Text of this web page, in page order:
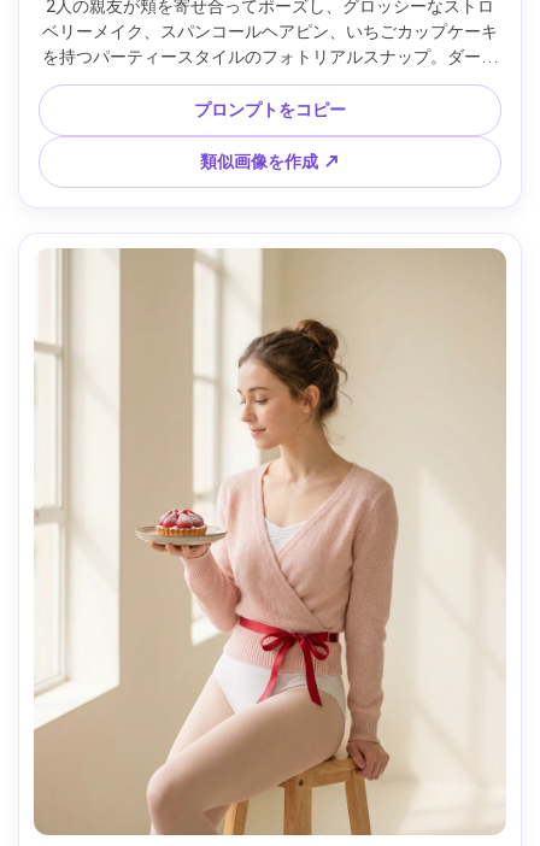
2人の親友が頬を寄せ合ってポーズし、グロッシーなストロ
ベリーメイク、スパンコールヘアピン、いちごカップケーキ
を持つパーティースタイルのフォトリアルスナップ。ダーク
な背景、直フラッシュ、高コントラスト、楽しげなエネルギ
ー、Canon EOS R6 35mm f/2、わずかなモーションブラーで
リアル感、トレンドナイトライフ美的 --ar 4:5
プロンプトをコピー
類似画像を作成 ↗